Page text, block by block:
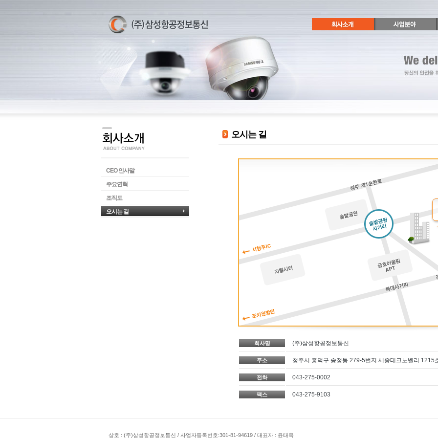
CEO 인사말
주요연혁
조직도
오시는 길
오시는 길
회사명 (주)삼성항공정보통신
주소 청주시 흥덕구 송정동 279-5번지 세중테크노벨리 1215
전화 043-275-0002
팩스 043-275-9103
상호 : (주)삼성항공정보통신 / 사업자등록번호:301-81-94619 / 대표자 : 윤태옥